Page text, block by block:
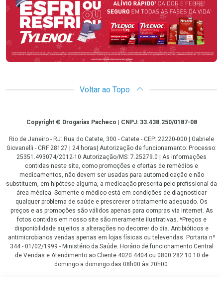
Voltar ao Topo
CopyrightCopyright © Drogarias Pacheco | CNPJ: 33.438.250/0187-08
Rio de Janeiro - RJ: Rua do Catete, 300 - Catete - CEP: 22220-000 | Gabriele
Giovanelli - CRF 28127 | 24 horas| Autorização de funcionamento: Processo:
25351.493074/2012-10 Autorização/MS: 7.25279.0 | As informações
contidas neste site, como promoções e ofertas de remédios e
medicamentos, não devem ser usadas para automedicação e não
substituem, em hipótese alguma, a medicação prescrita pelo profissional da
área médica. Somente o médico está em condições de diagnosticar
qualquer problema de saúde e prescrever o tratamento adequado. Os
preços e as promoções são válidos apenas para compras via internet. As
fotos contidas em nosso site são meramente ilustrativas. *Preços e
disponibilidade sujeitos a alterações no decorrer do dia. Antibióticos e
antimicrobianos vendas apenas em lojas físicas ou televendas. Portaria nº
344 - 01/02/1999 - Ministério da Saúde. Horário de funcionamento Central
de Vendas e Atendimento ao Cliente 4020 4404 ou 0800 282 10 10 de
domingo a domingo das 08h00 às 20h00.